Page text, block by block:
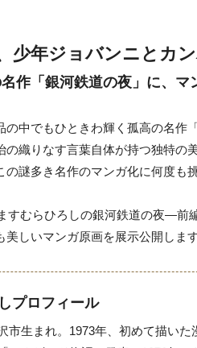
少年ジョバンニとカ
作「銀河鉄道の夜」に、マ
の中でもひときわ輝く孤高の名作
の織りなす言葉自体が持つ独特の
の謎多き名作のマンガ化に何度も
すむらひろしの銀河鉄道の夜―前
しいマンガ原画を展示公開します
プロフィール
市生まれ。1973年、初めて描い